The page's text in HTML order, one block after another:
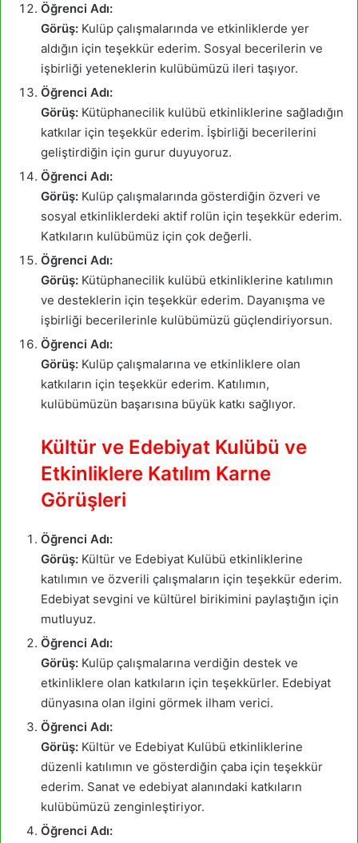
Öğrenci Adı:
Görüş: Kulüp çalışmalarında ve etkinliklerde yer
aldığın için teşekkür ederim. Sosyal becerilerin ve
işbirliği yeteneklerin kulübümüzü ileri taşıyor.
Öğrenci Adı:
Görüş: Kütüphanecilik kulübü etkinliklerine sağladığın
katkılar için teşekkür ederim. İşbirliği becerilerini
geliştirdiğin için gurur duyuyoruz.
Öğrenci Adı:
Görüş: Kulüp çalışmalarında gösterdiğin özveri ve
sosyal etkinliklerdeki aktif rolün için teşekkür ederim.
Katkıların kulübümüz için çok değerli.
Öğrenci Adı:
Görüş: Kütüphanecilik kulübü etkinliklerine katılımın
ve desteklerin için teşekkür ederim. Dayanışma ve
işbirliği becerilerinle kulübümüzü güçlendiriyorsun.
Öğrenci Adı:
Görüş: Kulüp çalışmalarına ve etkinliklere olan
katkıların için teşekkür ederim. Katılımın,
kulübümüzün başarısına büyük katkı sağlıyor.
Kültür ve Edebiyat Kulübü ve
Etkinliklere Katılım Karne
Görüşleri
Öğrenci Adı:
Görüş: Kültür ve Edebiyat Kulübü etkinliklerine
katılımın ve özverili çalışmaların için teşekkür ederim.
Edebiyat sevgini ve kültürel birikimini paylaştığın için
mutluyuz.
Öğrenci Adı:
Görüş: Kulüp çalışmalarına verdiğin destek ve
etkinliklere olan katkıların için teşekkürler. Edebiyat
dünyasına olan ilgini görmek ilham verici.
Öğrenci Adı:
Görüş: Kültür ve Edebiyat Kulübü etkinliklerine
düzenli katılımın ve gösterdiğin çaba için teşekkür
ederim. Sanat ve edebiyat alanındaki katkıların
kulübümüzü zenginleştiriyor.
Öğrenci Adı: